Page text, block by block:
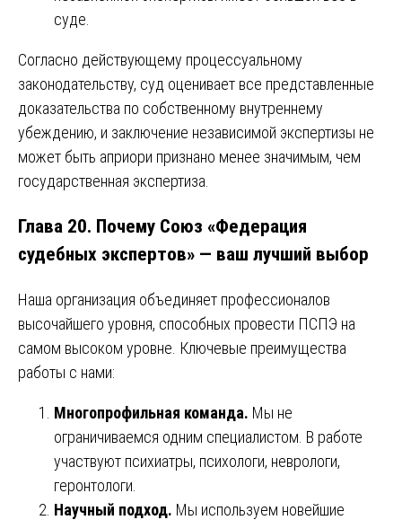
суде.
Согласно действующему процессуальному
законодательству, суд оценивает все представленные
доказательства по собственному внутреннему
убеждению, и заключение независимой экспертизы не
может быть априори признано менее значимым, чем
государственная экспертиза.
Глава 20. Почему Союз «Федерация
судебных экспертов» — ваш лучший выбор
Наша организация объединяет профессионалов
высочайшего уровня, способных провести ПСПЭ на
самом высоком уровне. Ключевые преимущества
работы с нами:
Многопрофильная команда. Мы не
ограничиваемся одним специалистом. В работе
участвуют психиатры, психологи, неврологи,
геронтологи.
Научный подход. Мы используем новейшие